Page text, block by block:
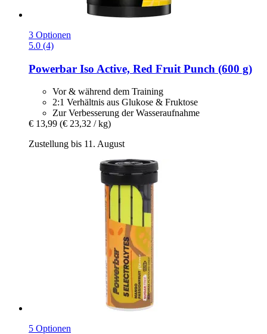
3 Optionen
5.0 (4)
Powerbar Iso Active, Red Fruit Punch (600 g)
Vor & während dem Training
2:1 Verhältnis aus Glukose & Fruktose
Zur Verbesserung der Wasseraufnahme
€ 13,99 (€ 23,32 / kg)
Zustellung bis 11. August
5 Optionen